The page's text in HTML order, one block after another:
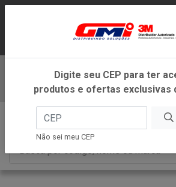
ATENDIMENTO DENTRO DO
MINAS GERAIS.
Baixe
Digite seu CEP para ter
produtos e ofertas exclusivas
Não sei meu CEP